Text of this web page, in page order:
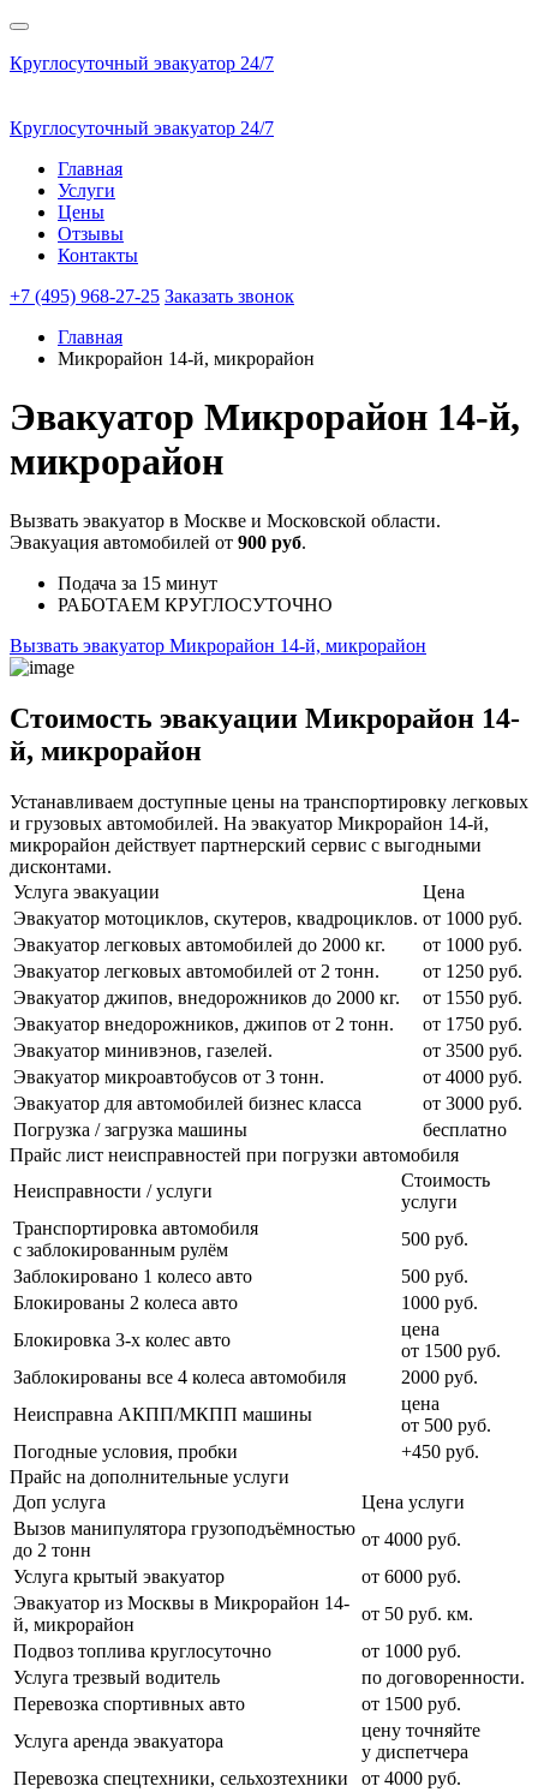
Круглосуточный эвакуатор 24/7
Круглосуточный эвакуатор 24/7
Главная
Услуги
Цены
Отзывы
Контакты
+7 (495) 968-27-25 Заказать звонок
Главная
Микрорайон 14-й, микрорайон
Эвакуатор Микрорайон 14-й,
микрорайон
Вызвать эвакуатор в Москве и Московской области.
Эвакуация автомобилей от 900 руб.
Подача за 15 минут
РАБОТАЕМ КРУГЛОСУТОЧНО
Вызвать эвакуатор Микрорайон 14-й, микрорайон
Стоимость эвакуации Микрорайон 14-
й, микрорайон
Устанавливаем доступные цены на транспортировку легковых
и грузовых автомобилей. На эвакуатор Микрорайон 14-й,
микрорайон действует партнерский сервис с выгодными
дисконтами.
Услуга эвакуации
Цена
Эвакуатор мотоциклов, скутеров, квадроциклов. от 1000 руб.
Эвакуатор легковых автомобилей до 2000 кг.
от 1000 руб.
Эвакуатор легковых автомобилей от 2 тонн.
от 1250 руб.
Эвакуатор джипов, внедорожников до 2000 кг.
от 1550 руб.
Эвакуатор внедорожников, джипов от 2 тонн.
от 1750 руб.
Эвакуатор минивэнов, газелей.
от 3500 руб.
Эвакуатор микроавтобусов от 3 тонн.
от 4000 руб.
Эвакуатор для автомобилей бизнес класса
от 3000 руб.
Погрузка / загрузка машины
бесплатно
Прайс лист неисправностей при погрузки автомобиля
Неисправности / услуги
Стоимость
услуги
Транспортировка автомобиля
с заблокированным рулём
500 руб.
Заблокировано 1 колесо авто
500 руб.
Блокированы 2 колеса авто
1000 руб.
Блокировка 3-х колес авто
цена
от 1500 руб.
Заблокированы все 4 колеса автомобиля
2000 руб.
Неисправна АКПП/МКПП машины
цена
от 500 руб.
Погодные условия, пробки
+450 руб.
Прайс на дополнительные услуги
Доп услуга
Цена услуги
Вызов манипулятора грузоподъёмностью
до 2 тонн
от 4000 руб.
Услуга крытый эвакуатор
от 6000 руб.
Эвакуатор из Москвы в Микрорайон 14-
й, микрорайон
от 50 руб. км.
Подвоз топлива круглосуточно
от 1000 руб.
Услуга трезвый водитель
по договоренности.
Перевозка спортивных авто
от 1500 руб.
Услуга аренда эвакуатора
цену точняйте
у диспетчера
Перевозка спецтехники, сельхозтехники
от 4000 руб.